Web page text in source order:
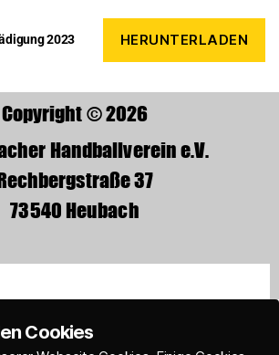
2023 HERUNTERLADEN
Copyright © 2026
Handballverein e.V.
37
73540 Heubach
Cookies